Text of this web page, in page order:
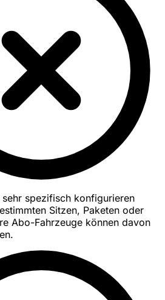
sehr spezifisch konfigurieren
Sitzen, Paketen oder
Abo-Fahrzeuge können davon